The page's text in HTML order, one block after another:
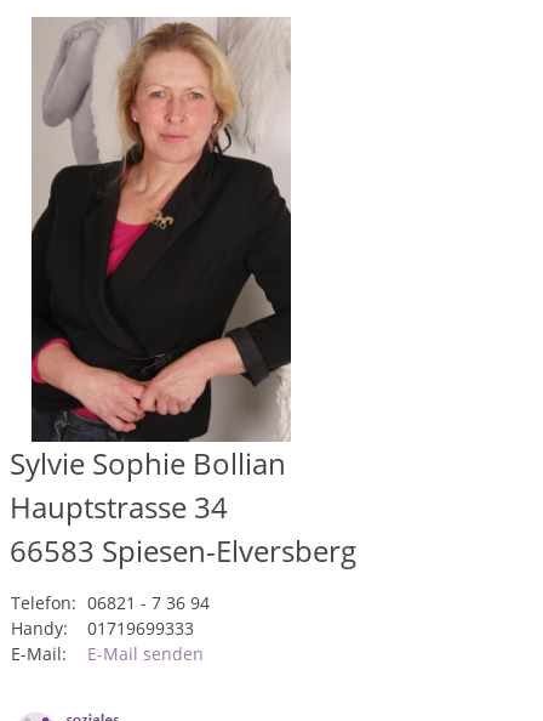
Sylvie Sophie Bollian
Hauptstrasse 34
66583 Spiesen-Elversberg
Telefon: 06821 - 7 36 94
Handy:
01719699333
E-Mail:
E-Mail senden